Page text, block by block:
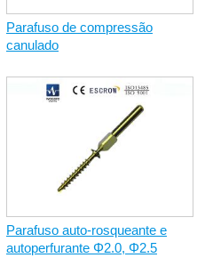
Parafuso de compressão
canulado
Parafuso auto-rosqueante e
autoperfurante Φ2.0, Φ2.5